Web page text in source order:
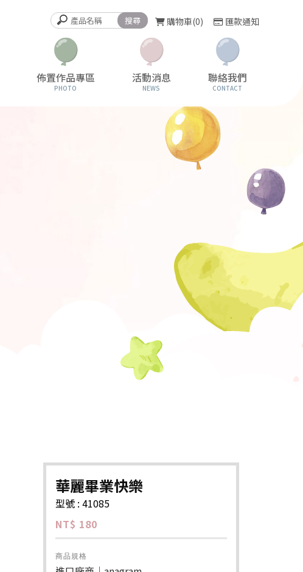
購物車 0 匯款通知
佈置作品專區
PHOTO
活動消息
NEWS
聯絡我們
CONTACT
華麗畢業快樂
型號 : 41085
NT$ 180
商品規格